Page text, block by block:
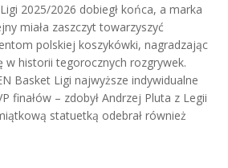
2025/2026 dobiegł końca, a marka
miała zaszczyt towarzyszyć
polskiej koszykówki, nagradzając
w historii tegorocznych rozgrywek.
Basket Ligi najwyższe indywidualne
finałów – zdobył Andrzej Pluta z Legii
statuetką odebrał również